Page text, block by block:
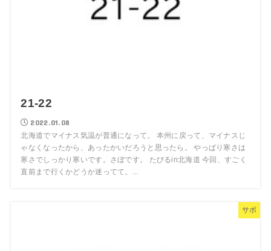
21-22
2022.01.08
北海道でマイナス気温が普通になって。 本州に戻って、マイナスじ
ゃなくなったから、あったかいだろうと思ったら。 やっぱり寒さは
寒さでしっかり寒いです。さぼです。 たびるin北海道 今回、すごく
直前まで行くかどうか迷ってて。...
サボ